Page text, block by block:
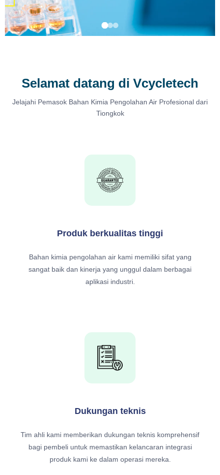
Selamat datang di Vcycletech
Jelajahi Pemasok Bahan Kimia Pengolahan Air Profesional dari
Tiongkok
Produk berkualitas tinggi
Bahan kimia pengolahan air kami memiliki sifat yang
sangat baik dan kinerja yang unggul dalam berbagai
aplikasi industri.
Dukungan teknis
Tim ahli kami memberikan dukungan teknis komprehensif
bagi pembeli untuk memastikan kelancaran integrasi
produk kami ke dalam operasi mereka.